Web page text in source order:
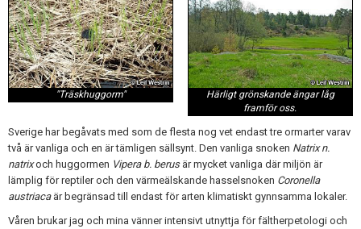
"Träskhuggorm"
Härligt grönskande ängar låg
framför oss.
Sverige har begåvats med som de flesta nog vet endast tre ormarter varav
två är vanliga och en är tämligen sällsynt. Den vanliga snoken Natrix n.
natrixoch huggormen Vipera b. berusär mycket vanliga där miljön är
lämplig för reptiler och den värmeälskande hasselsnoken Coronella
austriacaär begränsad till endast för arten klimatiskt gynnsamma lokaler.
Våren brukar jag och mina vänner intensivt utnyttja för fältherpetologi och